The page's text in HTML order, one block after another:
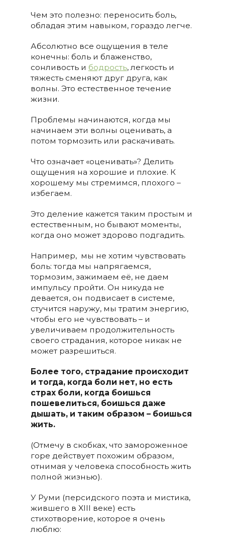
Чем это полезно: переносить боль,
обладая этим навыком, гораздо легче.
Абсолютно все ощущения в теле
конечны: боль и блаженство,
сонливость и бодрость, легкость и
тяжесть сменяют друг друга, как
волны. Это естественное течение
жизни.
Проблемы начинаются, когда мы
начинаем эти волны оценивать, а
потом тормозить или раскачивать.
Что означает «оценивать»? Делить
ощущения на хорошие и плохие. К
хорошему мы стремимся, плохого –
избегаем.
Это деление кажется таким простым и
естественным, но бывают моменты,
когда оно может здорово подгадить.
Например, мы не хотим чувствовать
боль: тогда мы напрягаемся,
тормозим, зажимаем её, не даем
импульсу пройти. Он никуда не
девается, он подвисает в системе,
стучится наружу, мы тратим энергию,
чтобы его не чувствовать – и
увеличиваем продолжительность
своего страдания, которое никак не
может разрешиться.
Более того, страдание происходит
и тогда, когда боли нет, но есть
страх боли, когда боишься
пошевелиться, боишься даже
дышать, и таким образом – боишься
жить.
(Отмечу в скобках, что замороженное
горе действует похожим образом,
отнимая у человека способность жить
полной жизнью).
У Руми (персидского поэта и мистика,
жившего в XIII веке) есть
стихотворение, которое я очень
люблю: